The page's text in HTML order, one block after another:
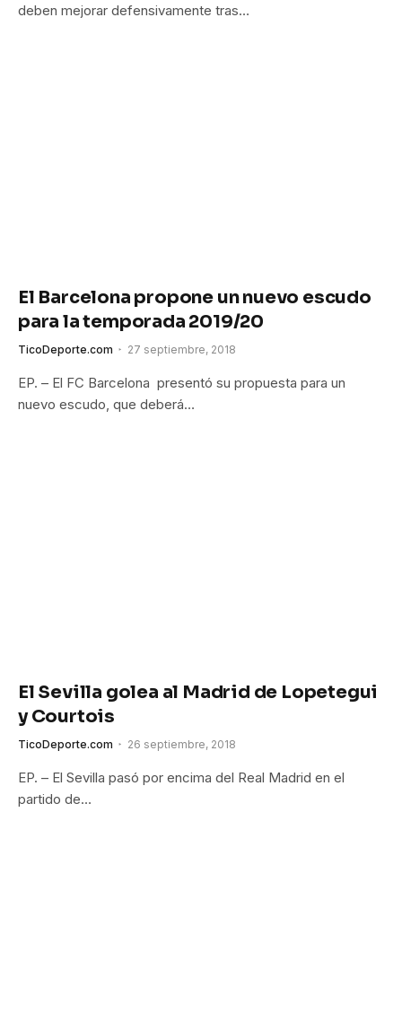
deben mejorar defensivamente tras…
El Barcelona propone un nuevo escudo
para la temporada 2019/20
TicoDeporte.com 27 septiembre, 2018
EP. – El FC Barcelona presentó su propuesta para un
nuevo escudo, que deberá…
El Sevilla golea al Madrid de Lopetegui
y Courtois
TicoDeporte.com 26 septiembre, 2018
EP. – El Sevilla pasó por encima del Real Madrid en el
partido de…